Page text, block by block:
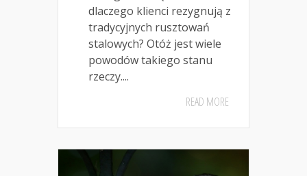
dlaczego klienci rezygnują z
tradycyjnych rusztowań
stalowych? Otóż jest wiele
powodów takiego stanu
rzeczy....
READ MORE